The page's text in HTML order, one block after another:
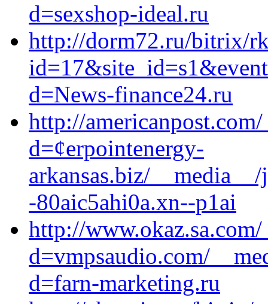
d=sexshop-ideal.ru
http://dorm72.ru/bitrix/
d=News-finance24.ru
http://
d=¢erpointenergy-
arkansas.biz/
-80aic5ahi0a.xn--p1ai
http://
d=vmpsaudio.com/
d=farn-marketing.ru